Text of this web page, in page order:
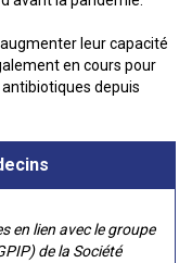
leur capacité
en cours pour
depuis
en lien avec le groupe
de la Société